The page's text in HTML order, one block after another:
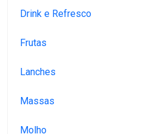
Drink e Refresco
Frutas
Lanches
Massas
Molho